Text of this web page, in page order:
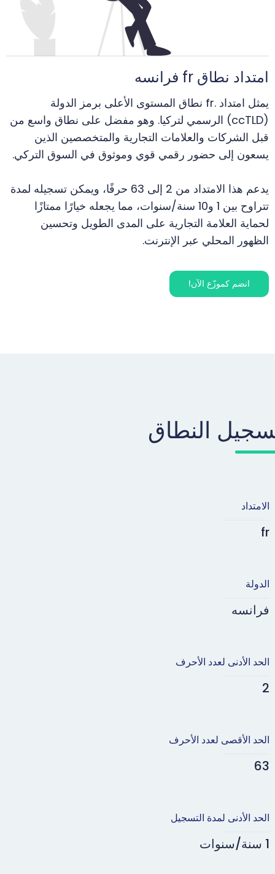
امتداد نطاق fr فرانسه
يمثل امتداد .fr نطاق المستوى الأعلى برمز الدولة
(ccTLD) الرسمي لتركيا. وهو مفضل على نطاق واسع من
قبل الشركات والعلامات التجارية والمتخصصين الذين
يسعون إلى حضور رقمي قوي وموثوق في السوق التركي.
يدعم هذا الامتداد من 2 إلى 63 حرفًا، ويمكن تسجيله لمدة
تتراوح بين 1 و10 سنة/سنوات، مما يجعله خيارًا ممتازًا
لحماية العلامة التجارية على المدى الطويل وتحسين
الظهور المحلي عبر الإنترنت.
انضم كموزّع الآن!
النطاق
الامتداد
fr
الدولة
فرانسه
الحد الأدنى لعدد الأحرف
2
الحد الأقصى لعدد الأحرف
63
الحد الأدنى لمدة التسجيل
1 سنة/سنوات